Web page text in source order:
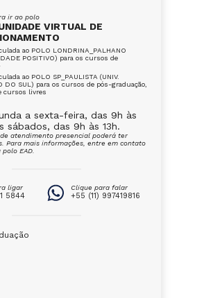
ir ao polo
VIRTUAL DE
ao POLO LONDRINA_PALHANO
POSITIVO) para os cursos de
ao POLO SP_PAULISTA (UNIV.
DO SUL) para os cursos de pós-graduação,
cursos livres
a sexta-feira, das 9h às
sábados, das 9h às 13h.
atendimento presencial poderá ter
Para mais informações, entre em contato
EAD.
ligar
5844
Clique para falar
+55 (11) 997419816